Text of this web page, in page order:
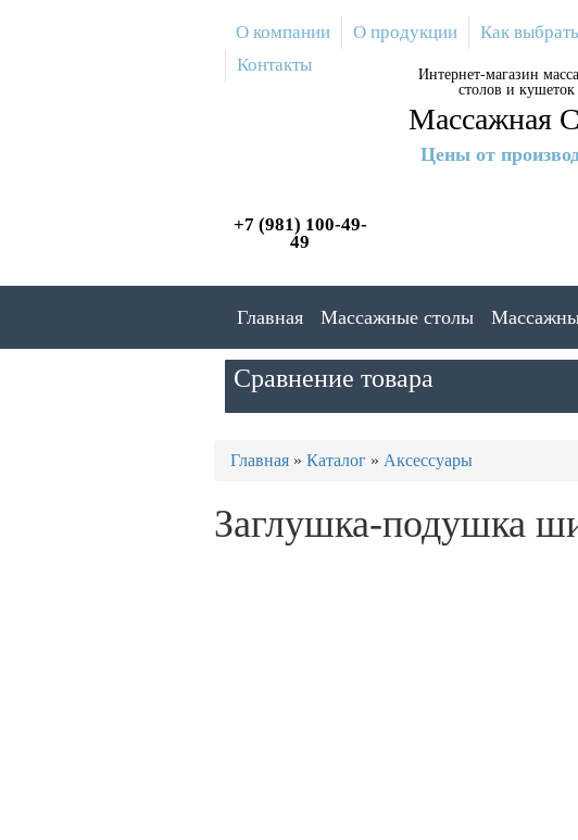
О компании О продукции Как
Контакты
Интернет-магазин
столов и кушеток
Массажная
Цены от
+7 (981) 100-49-
49
Главная Массажные столы
Сравнение товара
здесь
Главная » Каталог » Аксессуары
Заглушка-подушка